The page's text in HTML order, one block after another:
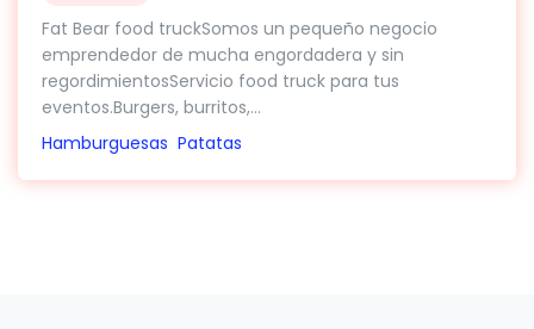
Fat Bear food truckSomos un pequeño negocio
emprendedor de mucha engordadera y sin
regordimientosServicio food truck para tus
eventos.Burgers, burritos,...
Hamburguesas Patatas